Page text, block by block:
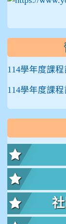
114學年度課
114學年度課程